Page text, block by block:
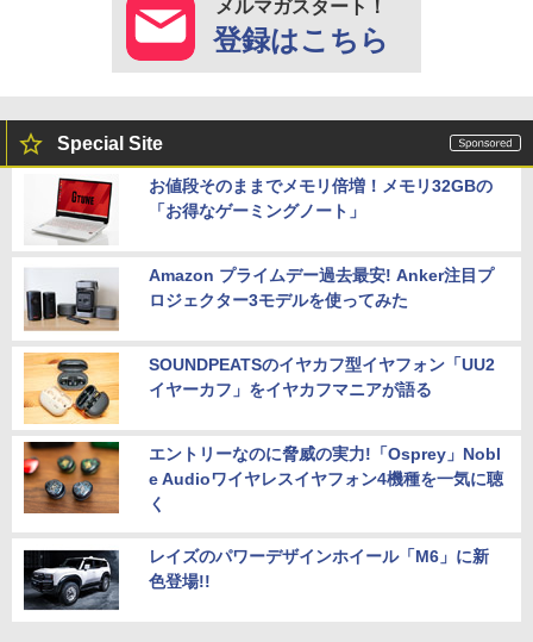
メルマガスタート！
登録はこちら
Special Site
お値段そのままでメモリ倍増！メモリ32GBの
「お得なゲーミングノート」
Amazon プライムデー過去最安! Anker注目プ
ロジェクター3モデルを使ってみた
SOUNDPEATSのイヤカフ型イヤフォン「UU2
イヤーカフ」をイヤカフマニアが語る
エントリーなのに脅威の実力!「Osprey」Nobl
e Audioワイヤレスイヤフォン4機種を一気に聴
く
レイズのパワーデザインホイール「M6」に新
色登場!!